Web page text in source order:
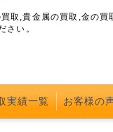
取,貴金属の買取,金の
さい。
実績一覧 お客様の